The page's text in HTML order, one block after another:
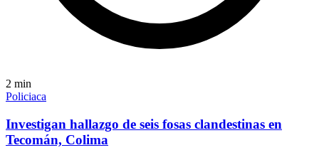
2 min
Policiaca
Investigan hallazgo de seis fosas clandestinas en
Tecomán, Colima